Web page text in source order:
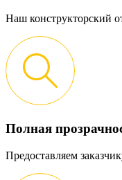
Наш конструкторский
Полная
Предоставляем